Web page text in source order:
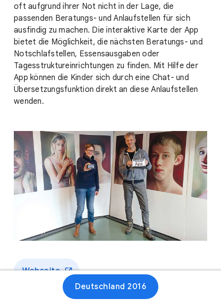
oft aufgrund ihrer Not nicht in der Lage, die
passenden Beratungs- und Anlaufstellen für sich
ausfindig zu machen. Die interaktive Karte der App
bietet die Möglichkeit, die nächsten Beratungs- und
Notschlafstellen, Essensausgaben oder
Tagesstruktureinrichtungen zu finden. Mit Hilfe der
App können die Kinder sich durch eine Chat- und
Übersetzungsfunktion direkt an diese Anlaufstellen
wenden.
Webseite
Deutschland 2016